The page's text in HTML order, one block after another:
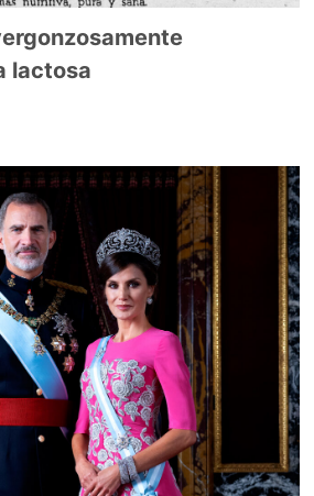
lactosa